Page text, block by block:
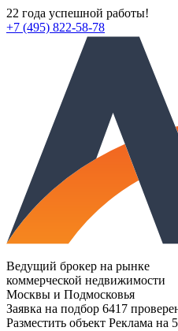
22 года успешной работы!
+7 (495) 822-58-78
Ведущий брокер на рынке
коммерческой недвижимости
Москвы и Подмосковья
Заявка на подбор 6417
Разместить объект Реклама на